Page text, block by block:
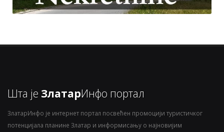
Шта је ЗлатарИнфо портал
ЗлатарИнфо је интернет портал посвећен промоцији туристичког
потенцијала планине Златар и информисању о најновијим